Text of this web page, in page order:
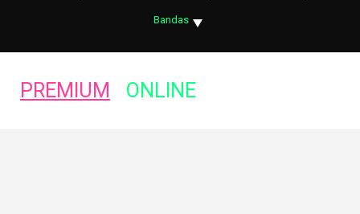
Bandas
PREMIUM ONLINE